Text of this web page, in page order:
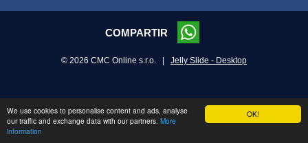
OK!
We use cookies to personalise content and ads, analyse
our traffic and exchange data with our partners. More
information
COMPARTIR
© 2026 CMC Online s.r.o. | Jelly Slide - Desktop